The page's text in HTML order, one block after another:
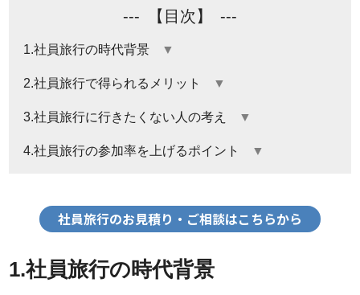
【目次】
1.社員旅行の時代背景 ▼
2.社員旅行で得られるメリット ▼
3.社員旅行に行きたくない人の考え ▼
4.社員旅行の参加率を上げるポイント ▼
社員旅行のお見積り・ご相談はこちらから
1.社員旅行の時代背景